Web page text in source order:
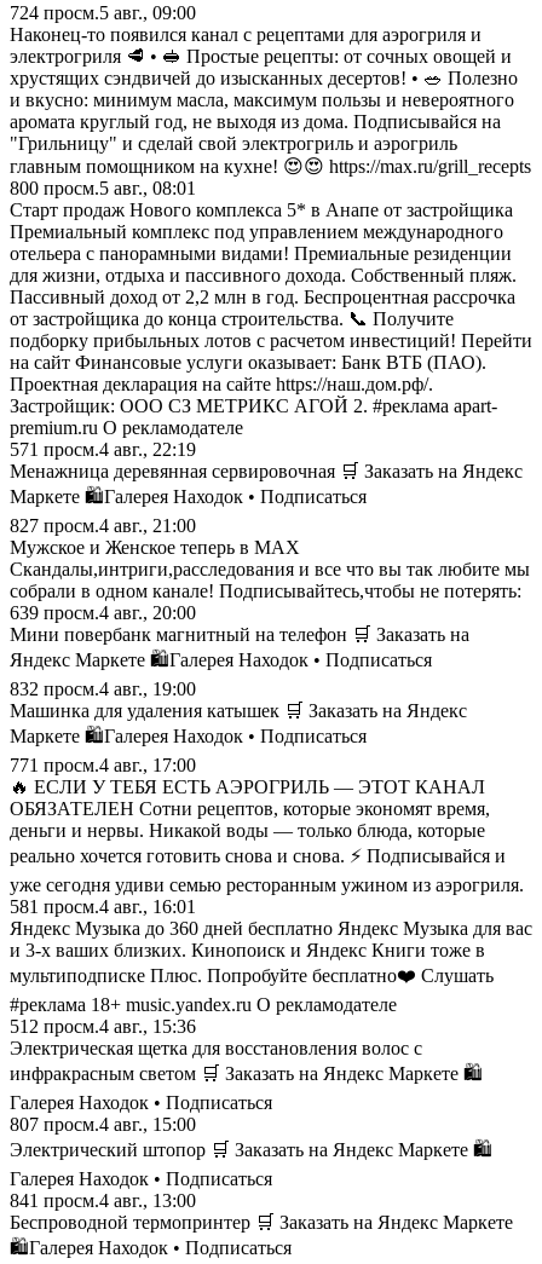
724 просм.5 авг., 09:00
Наконец-то появился канал с рецептами для аэрогриля и
электрогриля 🥩 • 🥪 Простые рецепты: от сочных овощей и
хрустящих сэндвичей до изысканных десертов! • 🥗 Полезно
и вкусно: минимум масла, максимум пользы и невероятного
аромата круглый год, не выходя из дома. Подписывайся на
"Грильницу" и сделай свой электрогриль и аэрогриль
главным помощником на кухне! 😍😍 https://max.ru/grill_recepts
800 просм.5 авг., 08:01
Старт продаж Нового комплекса 5* в Анапе от застройщика
Премиальный комплекс под управлением международного
отельера с панорамными видами! Премиальные резиденции
для жизни, отдыха и пассивного дохода. Собственный пляж.
Пассивный доход от 2,2 млн в год. Беспроцентная рассрочка
от застройщика до конца строительства. 📞 Получите
подборку прибыльных лотов с расчетом инвестиций! Перейти
на сайт Финансовые услуги оказывает: Банк ВТБ (ПАО).
Проектная декларация на сайте https://наш.дом.рф/.
Застройщик: ООО СЗ МЕТРИКС АГОЙ 2. #реклама apart-
premium.ru О рекламодателе
571 просм.4 авг., 22:19
Менажница деревянная сервировочная 🛒 Заказать на Яндекс
Маркете 🛍️Галерея Находок • Подписаться
827 просм.4 авг., 21:00
Мужское и Женское теперь в MAX
Скандалы,интриги,расследования и все что вы так любите мы
собрали в одном канале! Подписывайтесь,чтобы не потерять:
639 просм.4 авг., 20:00
Мини повербанк магнитный на телефон 🛒 Заказать на
Яндекс Маркете 🛍️Галерея Находок • Подписаться
832 просм.4 авг., 19:00
Машинка для удаления катышек 🛒 Заказать на Яндекс
Маркете 🛍️Галерея Находок • Подписаться
771 просм.4 авг., 17:00
🔥 ЕСЛИ У ТЕБЯ ЕСТЬ АЭРОГРИЛЬ — ЭТОТ КАНАЛ
ОБЯЗАТЕЛЕН Сотни рецептов, которые экономят время,
деньги и нервы. Никакой воды — только блюда, которые
реально хочется готовить снова и снова. ⚡ Подписывайся и
уже сегодня удиви семью ресторанным ужином из аэрогриля.
581 просм.4 авг., 16:01
Яндекс Музыка до 360 дней бесплатно Яндекс Музыка для вас
и 3-х ваших близких. Кинопоиск и Яндекс Книги тоже в
мультиподписке Плюс. Попробуйте бесплатно❤️ Слушать
#реклама 18+ music.yandex.ru О рекламодателе
512 просм.4 авг., 15:36
Электрическая щетка для восстановления волос с
инфракрасным светом 🛒 Заказать на Яндекс Маркете 🛍️
Галерея Находок • Подписаться
807 просм.4 авг., 15:00
Электрический штопор 🛒 Заказать на Яндекс Маркете 🛍️
Галерея Находок • Подписаться
841 просм.4 авг., 13:00
Беспроводной термопринтер 🛒 Заказать на Яндекс Маркете
🛍️Галерея Находок • Подписаться